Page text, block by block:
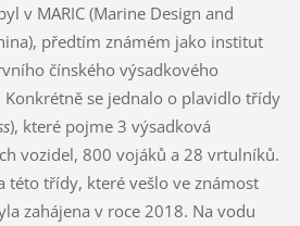
v MARIC (Marine Design and
předtím známém jako institut
čínského výsadkového
se jednalo o plavidlo třídy
), které pojme 3 výsadková
vozidel, 800 vojáků a 28 vrtulníků.
této třídy, které vešlo ve známost
zahájena v roce 2018. Na vodu